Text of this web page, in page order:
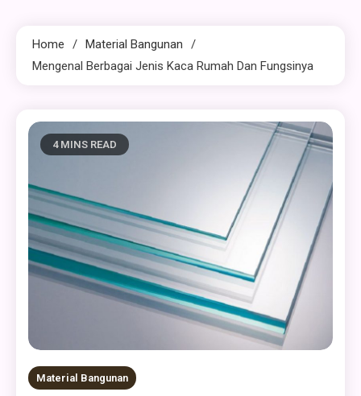
Home
Material Bangunan
Mengenal Berbagai Jenis Kaca Rumah Dan Fungsinya
4 MINS READ
Material Bangunan